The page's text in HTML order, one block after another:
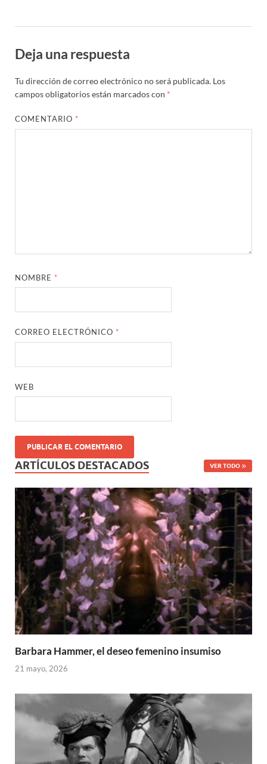
Deja una respuesta
Tu dirección de correo electrónico no será publicada. Los
campos obligatorios están marcados con *
COMENTARIO *
NOMBRE *
CORREO ELECTRÓNICO *
WEB
ARTÍCULOS DESTACADOS VER TODO
Barbara Hammer, el deseo femenino insumiso
21 mayo, 2026